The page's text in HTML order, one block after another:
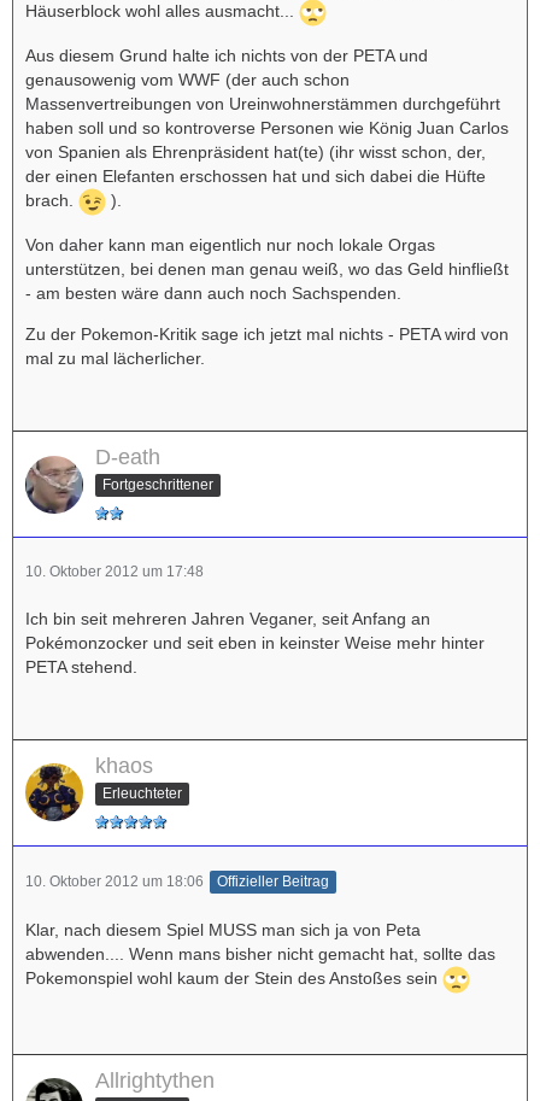
Häuserblock wohl alles ausmacht...
Aus diesem Grund halte ich nichts von der PETA und
genausowenig vom WWF (der auch schon
Massenvertreibungen von Ureinwohnerstämmen durchgeführt
haben soll und so kontroverse Personen wie König Juan Carlos
von Spanien als Ehrenpräsident hat(te) (ihr wisst schon, der,
der einen Elefanten erschossen hat und sich dabei die Hüfte
brach.
).
Von daher kann man eigentlich nur noch lokale Orgas
unterstützen, bei denen man genau weiß, wo das Geld hinfließt
- am besten wäre dann auch noch Sachspenden.
Zu der Pokemon-Kritik sage ich jetzt mal nichts - PETA wird von
mal zu mal lächerlicher.
D-eath
Fortgeschrittener
10. Oktober 2012 um 17:48
Ich bin seit mehreren Jahren Veganer, seit Anfang an
Pokémonzocker und seit eben in keinster Weise mehr hinter
PETA stehend.
khaos
Erleuchteter
10. Oktober 2012 um 18:06 Offizieller Beitrag
Klar, nach diesem Spiel MUSS man sich ja von Peta
abwenden.... Wenn mans bisher nicht gemacht hat, sollte das
Pokemonspiel wohl kaum der Stein des Anstoßes sein
Allrightythen